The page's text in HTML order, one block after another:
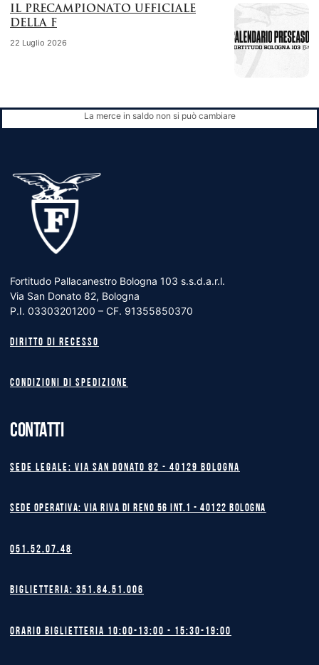
IL PRECAMPIONATO UFFICIALE
DELLA F
22 Luglio 2026
La merce in saldo non si può cambiare
Fortitudo Pallacanestro Bologna 103 s.s.d.a.r.l.
Via San Donato 82, Bologna
P.I. 03303201200 – CF. 91355850370
Diritto di recesso
Condizioni di spedizione
CONTATTI
Sede legale: Via San Donato 82 - 40129 BOLOGNA
Sede operativa: Via Riva di Reno 56 int.1 - 40122 BOLOGNA
051.52.07.48
Biglietteria: 351.84.51.006
Orario biglietteria 10:00-13:00 - 15:30-19:00